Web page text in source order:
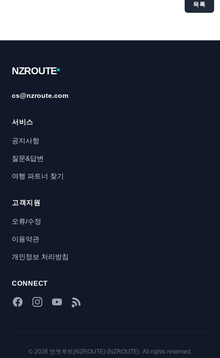
목록
NZROUTE
cs@nzroute.com
서비스
공지사항
질문&답변
여행 파트너 찾기
고객지원
오류/수정
이용약관
개인정보 처리방침
CONNECT
FacebookInstagramYouTubeRSS Feed
© 2026 엔젯루트(NZROUTE) (NZROUTE). All rights reserved.